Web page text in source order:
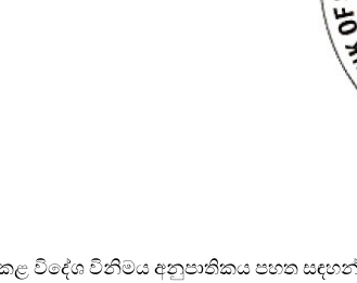
කළ විදේශ විනිමය අනුපාතිකය පහත